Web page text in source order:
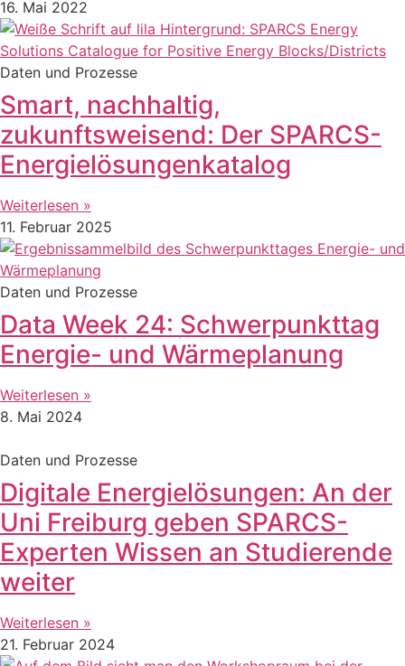
16. Mai 2022
Daten und Prozesse
Smart, nachhaltig,
zukunftsweisend: Der SPARCS-
Energielösungenkatalog
Weiterlesen »
11. Februar 2025
Daten und Prozesse
Data Week 24: Schwerpunkttag
Energie- und Wärmeplanung
Weiterlesen »
8. Mai 2024
Daten und Prozesse
Digitale Energielösungen: An der
Uni Freiburg geben SPARCS-
Experten Wissen an Studierende
weiter
Weiterlesen »
21. Februar 2024